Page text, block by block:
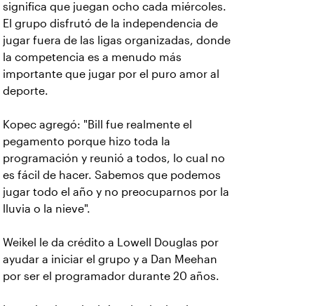
significa que juegan ocho cada miércoles.
El grupo disfrutó de la independencia de
jugar fuera de las ligas organizadas, donde
la competencia es a menudo más
importante que jugar por el puro amor al
deporte.
Kopec agregó: "Bill fue realmente el
pegamento porque hizo toda la
programación y reunió a todos, lo cual no
es fácil de hacer. Sabemos que podemos
jugar todo el año y no preocuparnos por la
lluvia o la nieve".
Weikel le da crédito a Lowell Douglas por
ayudar a iniciar el grupo y a Dan Meehan
por ser el programador durante 20 años.